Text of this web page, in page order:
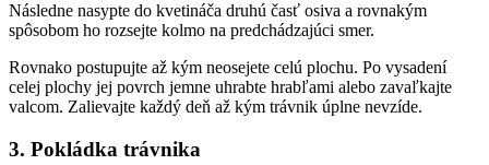
Následne nasypte do kvetináča druhú časť osiva a rovnakým
spôsobom ho rozsejte kolmo na predchádzajúci smer.
Rovnako postupujte až kým neosejete celú plochu. Po vysadení
celej plochy jej povrch jemne uhrabte hrabľami alebo zavaľkajte
valcom. Zalievajte každý deň až kým trávnik úplne nevzíde.
3. Pokládka trávnika